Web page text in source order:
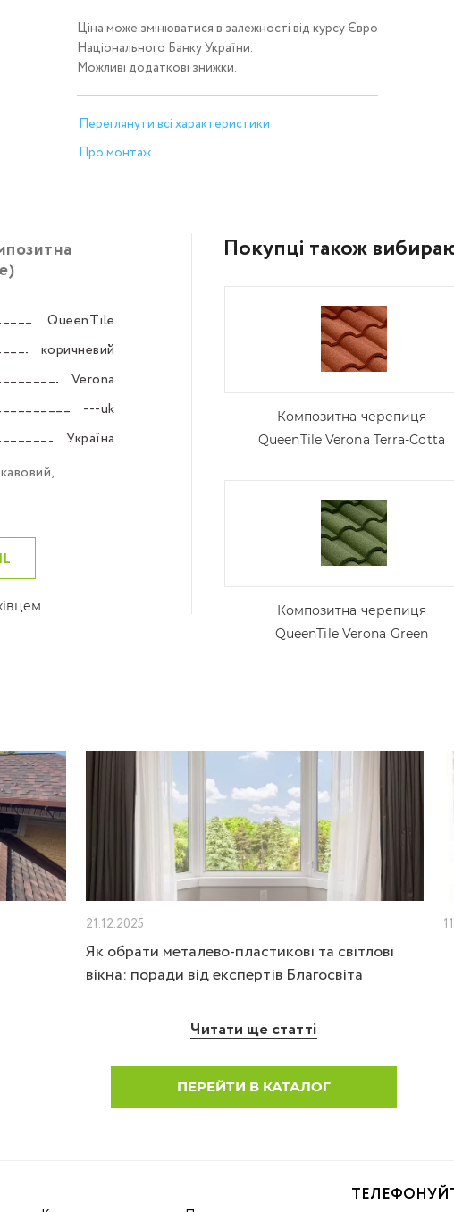
Ціна може змінюватися в залежності від курсу Євро
Національного Банку України.
Можливі додаткові знижки.
Переглянути всі характеристики
Про монтаж
QueenTile
коричневий
Verona
---uk
Україна
кавовий,
Покупці також
Композитна черепиця
QueenTile Verona Terra-Cotta
Композитна черепиця
QueenTile Verona Green
21.12.2025
Як обрати металево-пластикові та світлові
вікна: поради від експертів Благосвіта
Читати ще статті
ПЕРЕЙТИ В КАТАЛОГ